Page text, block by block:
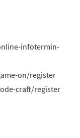
infotermin-
on/register
craft/register